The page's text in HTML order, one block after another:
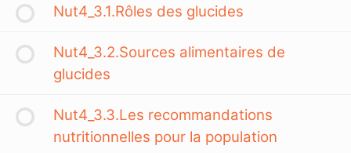
Nut4_3.1.Rôles des glucides
Nut4_3.2.Sources alimentaires de
glucides
Nut4_3.3.Les recommandations
nutritionnelles pour la population